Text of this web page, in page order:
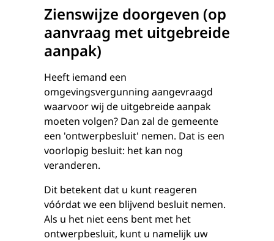
Zienswijze doorgeven (op
aanvraag met uitgebreide
aanpak)
Heeft iemand een
omgevingsvergunning aangevraagd
waarvoor wij de uitgebreide aanpak
moeten volgen? Dan zal de gemeente
een 'ontwerpbesluit' nemen. Dat is een
voorlopig besluit: het kan nog
veranderen.
Dit betekent dat u kunt reageren
vóórdat we een blijvend besluit nemen.
Als u het niet eens bent met het
ontwerpbesluit, kunt u namelijk uw